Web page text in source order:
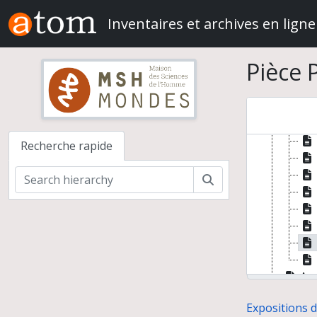
Skip to main content
Inventaires et archives en ligne
Recherche rapide
Rechercher
Pièce
Expositions